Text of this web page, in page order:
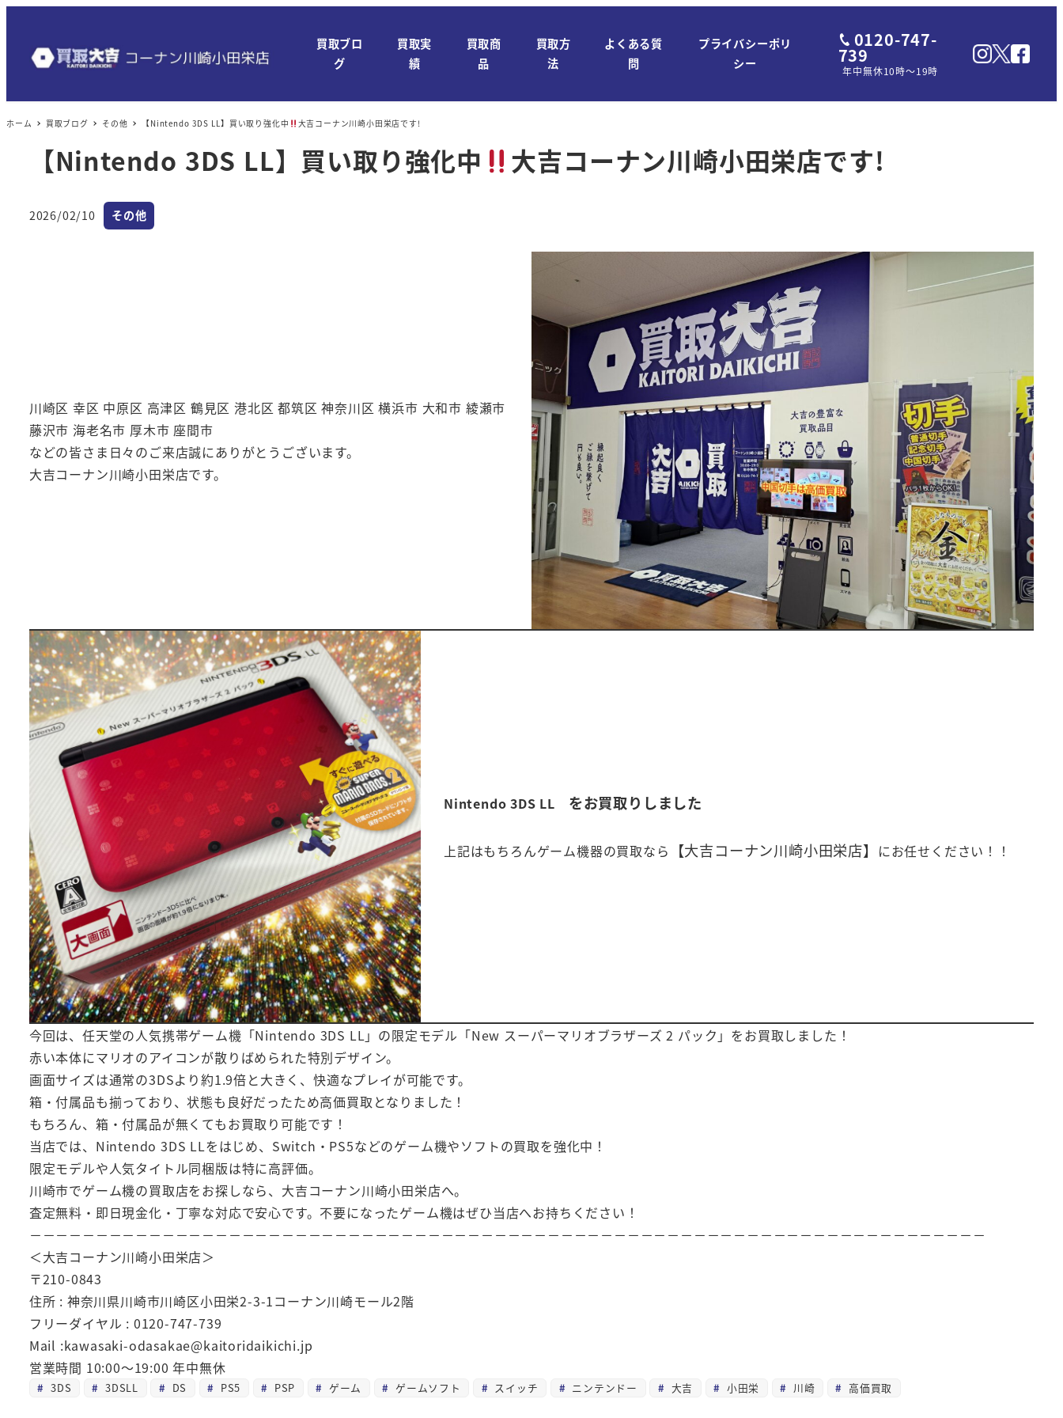
ン
テ
買取ブロ
グ
買取実
績
買取商
品
買取方
法
よくある質
問
プライバシーポリ
シー
0120-747-
739
年中無休10時～19時
ホーム 買取ブログ その他 【Nintendo 3DS LL】買い取り強化中 大吉コーナン川崎小田栄店です!
【Nintendo 3DS LL】買い取り強化中 大吉コーナン川崎小田栄店です!
投稿日
2026/02/10 カテゴリー
その他
川崎区 幸区 中原区 高津区 鶴見区 港北区 都筑区 神奈川区 横浜市 大和市 綾瀬市
藤沢市 海老名市 厚木市 座間市
などの皆さま日々のご来店誠にありがとうございます。
大吉コーナン川崎小田栄店です。
Nintendo 3DS LL をお買取りしました
上記はもちろんゲーム機器の買取なら 【大吉コーナン川崎小田栄店】 にお任せください！！
今回は、任天堂の人気携帯ゲーム機「Nintendo 3DS LL」の限定モデル「New スーパーマリオブラザーズ 2 パック」をお買取しました！
赤い本体にマリオのアイコンが散りばめられた特別デザイン。
画面サイズは通常の3DSより約1.9倍と大きく、快適なプレイが可能です。
箱・付属品も揃っており、状態も良好だったため高価買取となりました！
もちろん、箱・付属品が無くてもお買取り可能です！
当店では、Nintendo 3DS LLをはじめ、Switch・PS5などのゲーム機やソフトの買取を強化中！
限定モデルや人気タイトル同梱版は特に高評価。
川崎市でゲーム機の買取店をお探しなら、大吉コーナン川崎小田栄店へ。
査定無料・即日現金化・丁寧な対応で安心です。不要になったゲーム機はぜひ当店へお持ちください！
－－－－－－－－－－－－－－－－－－－－－－－－－－－－－－－－－－－－－－－－－－－－－－－－－－－－－－－－－－－－－－－－－－－－－－－－
＜大吉コーナン川崎小田栄店＞
〒210-0843
住所 : 神奈川県川崎市川崎区小田栄2-3-1コーナン川崎モール2階
フリーダイヤル : 0120-747-739
Mail :kawasaki-odasakae@kaitoridaikichi.jp
営業時間 10:00～19:00 年中無休
3DS 3DSLL DS PS5 PSP ゲーム ゲームソフト スイッチ ニンテンドー 大吉 小田栄 川崎 高価買取